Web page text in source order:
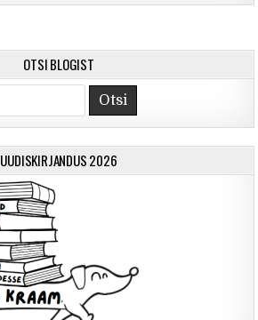
OTSI BLOGIST
UUDISKIRJANDUS 2026